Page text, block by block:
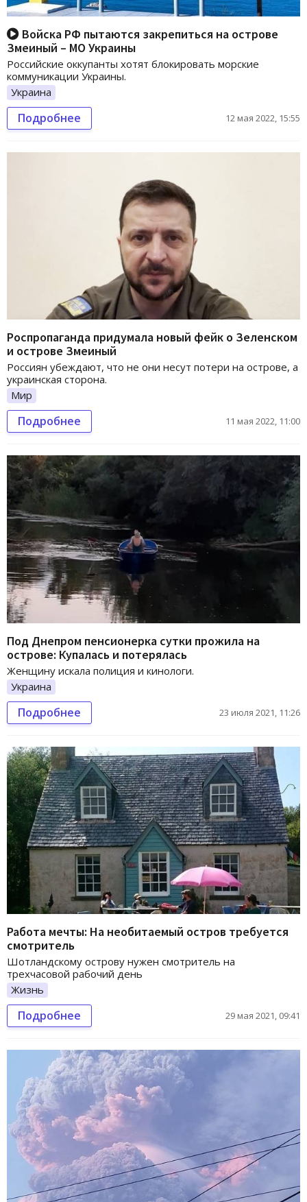
Войска РФ пытаются закрепиться на острове
Змеиный – МО Украины
Российские оккупанты хотят блокировать морские
коммуникации Украины.
Украина
Подробнее 12 мая 2022, 15:55
Роспропаганда придумала новый фейк о Зеленском
и острове Змеиный
Россиян убеждают, что не они несут потери на острове, а
украинская сторона.
Мир
Подробнее 11 мая 2022, 11:00
Под Днепром пенсионерка сутки прожила на
острове: Купалась и потерялась
Женщину искала полиция и кинологи.
Украина
Подробнее 23 июля 2021, 11:26
Работа мечты: На необитаемый остров требуется
смотритель
Шотландскому острову нужен смотритель на
трехчасовой рабочий день
Жизнь
Подробнее 29 мая 2021, 09:41